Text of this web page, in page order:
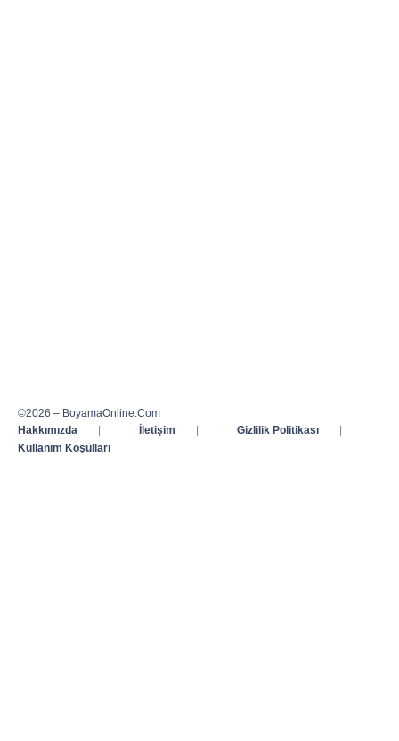
©2026 – BoyamaOnline.Com
Hakkımızda
| İletişim | Gizlilik Politikası
|
Kullanım Koşulları